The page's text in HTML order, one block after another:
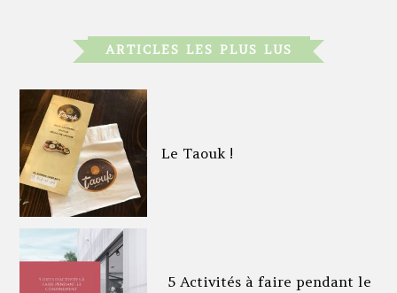
ARTICLES LES PLUS LUS
Le Taouk !
5 Activités à faire pendant le